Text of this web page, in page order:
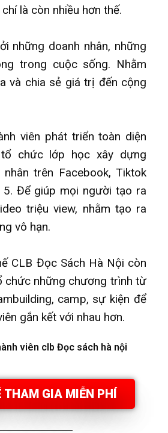
là còn nhiều hơn thế.
những doanh nhân, những
trong cuộc sống. Nhằm
và chia sẻ giá trị đến cộng
viên phát triển toàn diện
chức lớp học xây dựng
trên Facebook, Tiktok
Để giúp mọi người tạo ra
triệu view, nhằm tạo ra
vô hạn.
CLB Đọc Sách Hà Nội còn
chức những chương trình từ
camp, sự kiện để
gắn kết với nhau hơn.
THAM GIA MIỄN PHÍ